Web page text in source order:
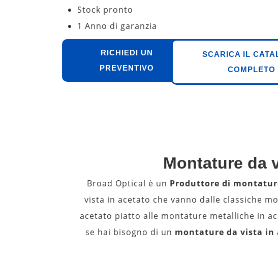
Stock pronto
1 Anno di garanzia
RICHIEDI UN
PREVENTIVO
SCARICA IL
COMPLETO
Montature da
Broad Optical è un Produttore di
vista in acetato che vanno dalle classiche
acetato piatto alle montature metalliche in
se hai bisogno di un montature da vista in